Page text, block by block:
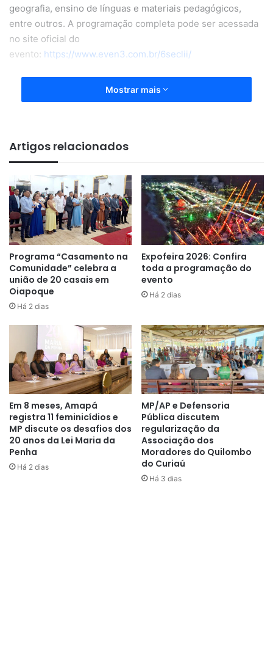
geografia, ensino de línguas e materiais pedagógicos,
entre outros. A programação completa pode ser acessada
no site oficial do
evento: https://www.even3.com.br/6seclii/
Para o coordenador e presidente do evento, Prof. Dr.
Glauber Romling, o Seclii tem como objetivo proporcionar
“O evento acontece desde 2020,
antes da pandemia, que a gente
tem no intercultural
indígena. […] Já estamos no 6º
seminário, nesse evento estamos
tivemos com quatro dias, agora
serão em cinco, porque a procura
pelos seminários é muito grande”,
explica.
A programação conta com a participação de intelectuais e
acadêmicos, com uma mostra de suas produções
acadêmico-científicas, artísticas culturais e político-
Mostrar mais
Artigos relacionados
Programa “Casamento na
Comunidade” celebra a
união de 20 casais em
Oiapoque
Há 2 dias
Expofeira 2026: Confira
toda a programação do
evento
Há 2 dias
Em 8 meses, Amapá
registra 11 feminicídios e
MP discute os desafios dos
20 anos da Lei Maria da
Penha
Há 2 dias
MP/AP e Defensoria
Pública discutem
regularização da
Associação dos
Moradores do Quilombo
do Curiaú
Há 3 dias